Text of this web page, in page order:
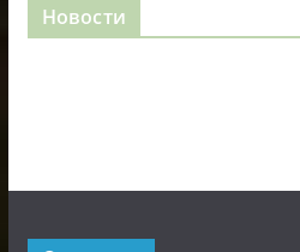
Новости